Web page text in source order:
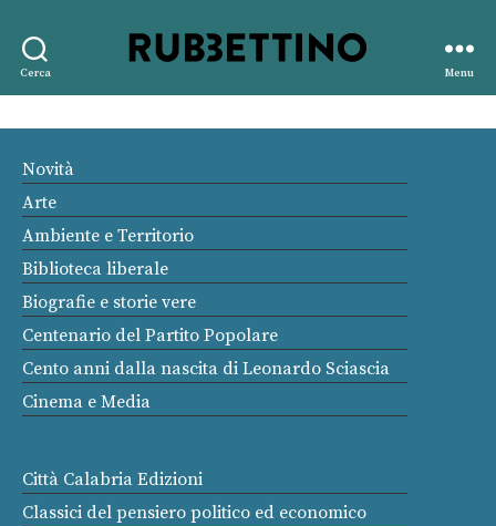
Cerca
editore
Menu
Novità
Arte
Ambiente e Territorio
Biblioteca liberale
Biografie e storie vere
Centenario del Partito Popolare
Cento anni dalla nascita di Leonardo Sciascia
Cinema e Media
Città Calabria Edizioni
Classici del pensiero politico ed economico